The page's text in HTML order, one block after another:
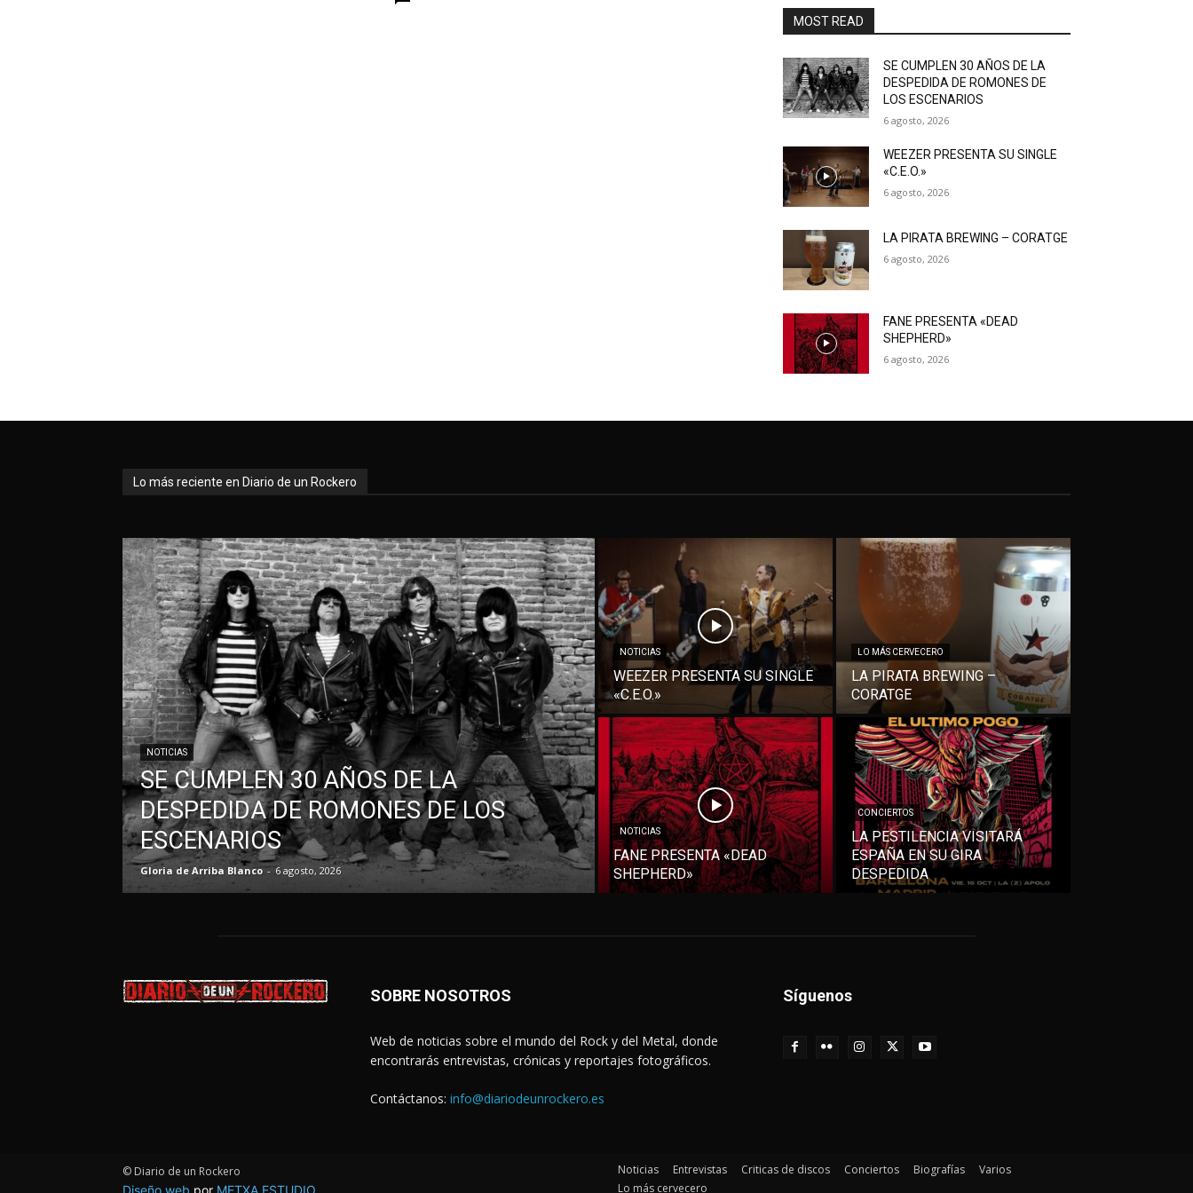
MOST READ
SE CUMPLEN 30 AÑOS DE LA
DESPEDIDA DE ROMONES DE
LOS ESCENARIOS
6 agosto, 2026
WEEZER PRESENTA SU SINGLE
«C.E.O.»
6 agosto, 2026
LA PIRATA BREWING – CORATGE
6 agosto, 2026
FANE PRESENTA «DEAD
SHEPHERD»
6 agosto, 2026
Lo más reciente en Diario de un Rockero
NOTICIAS
SE CUMPLEN 30 AÑOS DE LA
DESPEDIDA DE ROMONES DE LOS
ESCENARIOS
Gloria de Arriba Blanco - 6 agosto, 2026
NOTICIAS
WEEZER PRESENTA SU SINGLE
«C.E.O.»
LO MÁS CERVECERO
LA PIRATA BREWING –
CORATGE
NOTICIAS
FANE PRESENTA «DEAD
SHEPHERD»
CONCIERTOS
LA PESTILENCIA VISITARÁ
ESPAÑA EN SU GIRA
DESPEDIDA
SOBRE NOSOTROS
Web de noticias sobre el mundo del Rock y del Metal, donde
encontrarás entrevistas, crónicas y reportajes fotográficos.
Contáctanos: info@diariodeunrockero.es
Síguenos
© Diario de un Rockero
Diseño web por METXA ESTUDIO
Noticias Entrevistas Criticas de discos Conciertos Biografías
Varios
Lo más cervecero